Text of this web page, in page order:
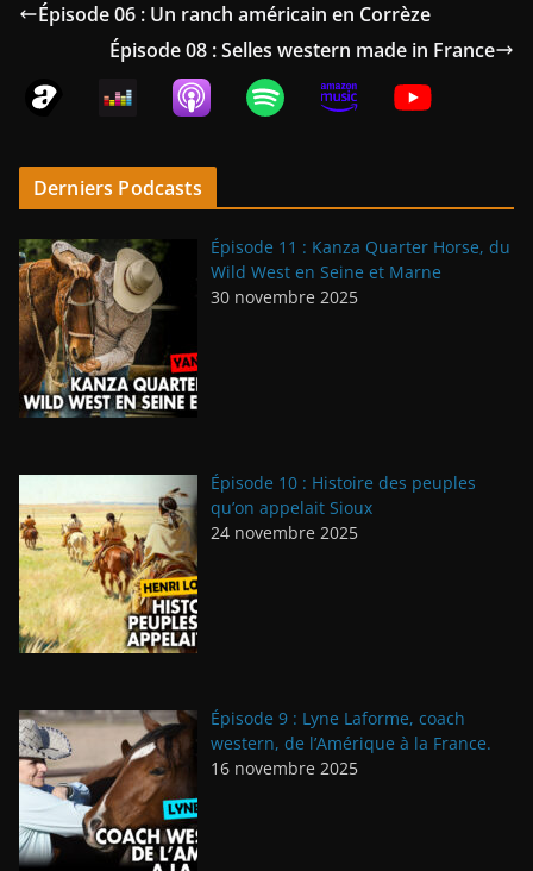
Épisode 06 : Un ranch américain en Corrèze
Épisode 08 : Selles western made in France
Derniers Podcasts
Épisode 11 : Kanza Quarter Horse, du
Wild West en Seine et Marne
30 novembre 2025
Épisode 10 : Histoire des peuples
qu’on appelait Sioux
24 novembre 2025
Épisode 9 : Lyne Laforme, coach
western, de l’Amérique à la France.
16 novembre 2025